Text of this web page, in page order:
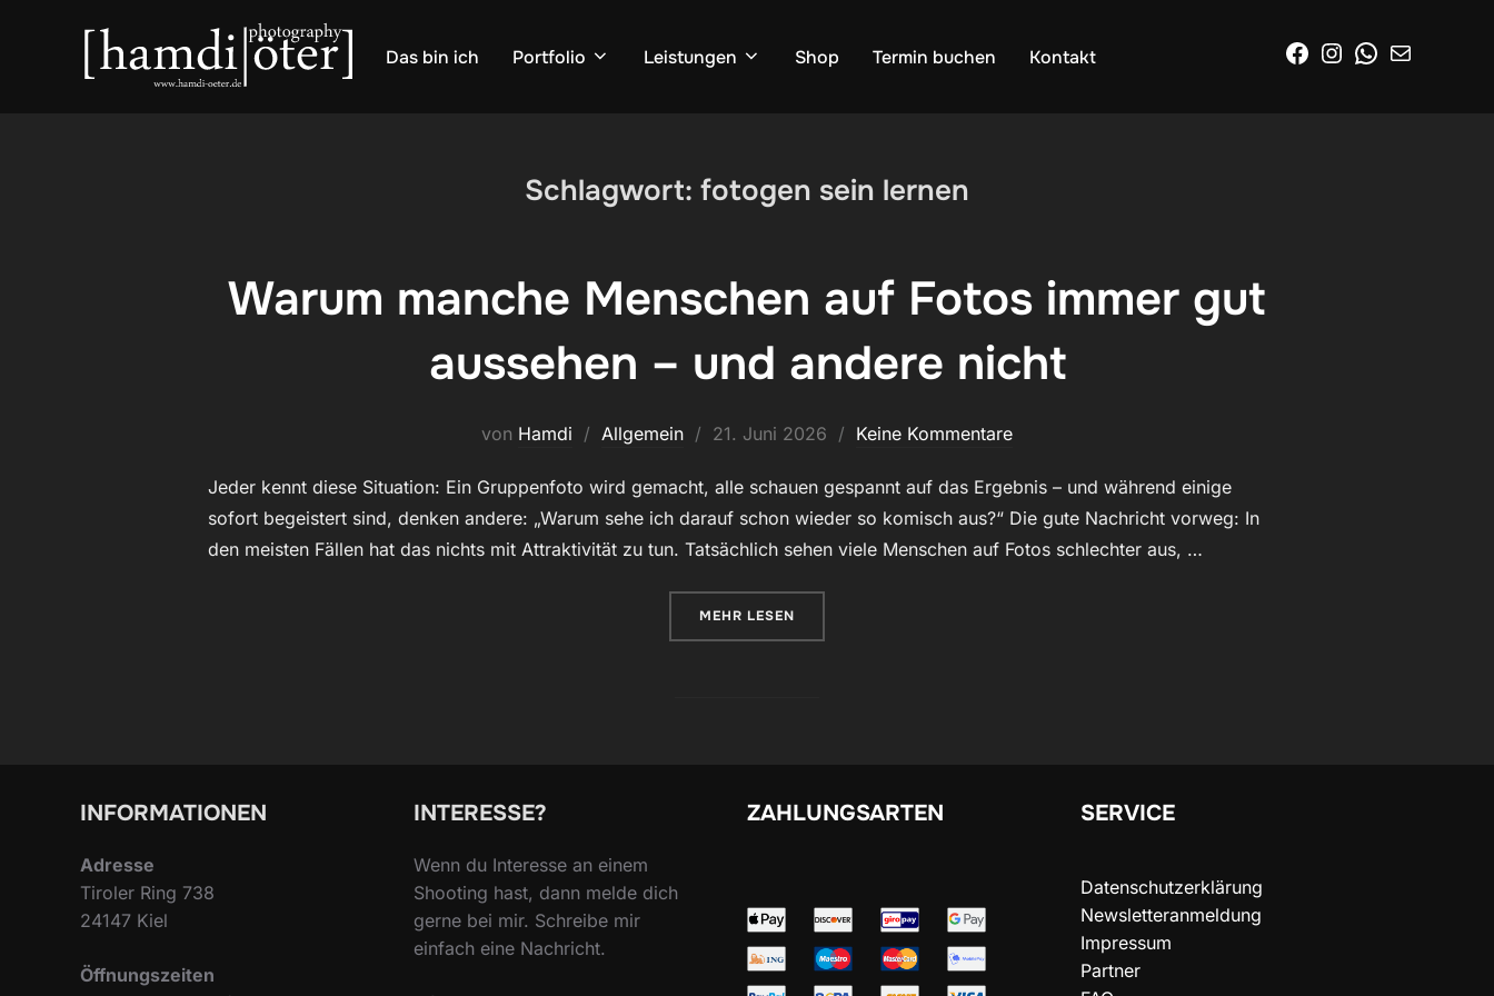
Das bin ich Portfolio Leistungen Shop Termin buchen Kontakt Facebook
Instagram
WhatsApp
E-Mail
Schlagwort: fotogen sein lernen
Warum manche Menschen auf Fotos immer gut
aussehen – und andere nicht
von Hamdi Allgemein
Veröffentlicht
21. Juni 2026 Keine Kommentare
Jeder kennt diese Situation: Ein Gruppenfoto wird gemacht, alle schauen gespannt auf das Ergebnis – und während einige
sofort begeistert sind, denken andere: „Warum sehe ich darauf schon wieder so komisch aus?“ Die gute Nachricht vorweg: In
den meisten Fällen hat das nichts mit Attraktivität zu tun. Tatsächlich sehen viele Menschen auf Fotos schlechter aus, …
MEHR ÜBER „WARUM MANCHE MENSCHEN AUF FOTOS IMMER GUT AUSSEHEN – UND ANDERE NICHT“
LESEN
INFORMATIONEN
Adresse
Tiroler Ring 738
24147 Kiel
Öffnungszeiten
INTERESSE?
Wenn du Interesse an einem
Shooting hast, dann melde dich
gerne bei mir. Schreibe mir
einfach eine Nachricht.
ZAHLUNGSARTEN SERVICE
Datenschutzerklärung
Newsletteranmeldung
Impressum
Partner